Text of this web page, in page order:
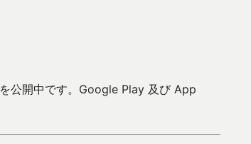
を公開中です。Google Play 及び App